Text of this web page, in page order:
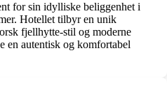
for sin idylliske beliggenhet i
Hotellet tilbyr en unik
fjellhytte-stil og moderne
en autentisk og komfortabel